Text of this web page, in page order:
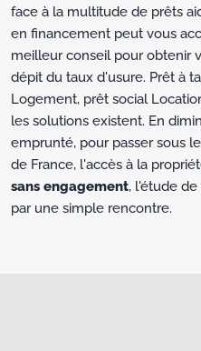
face à la multitude de prêts
en financement peut vous
meilleur conseil pour obtenir
dépit du taux d'usure. Prêt à
Logement, prêt social
les solutions existent. En
emprunté, pour passer sous
de France, l'accès à la
sans engagement, l'étude
par une simple rencontre.